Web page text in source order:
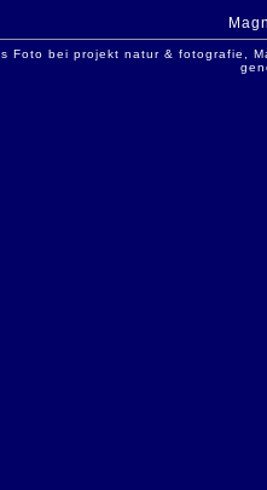
Foto bei projekt natur & fotografie,